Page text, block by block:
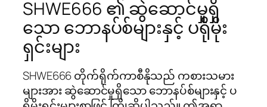
SHWE666 ၏ ဆွဲဆောင်မှုရှိ
သော ဘောနပ်စ်များနှင့် ပရိုမိုး
ရှင်းများ
SHWE666 တိုက်ရိုက်ကာစီနိုသည် ကစားသမား
များအား ဆွဲဆောင်မှုရှိသော ဘောနပ်စ်များနှင့် ပ